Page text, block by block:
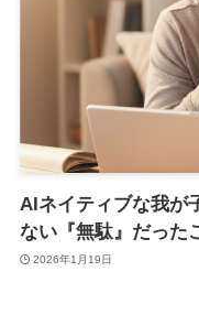
AIネイティブな我が
ない『無駄』だった
2026年1月19日